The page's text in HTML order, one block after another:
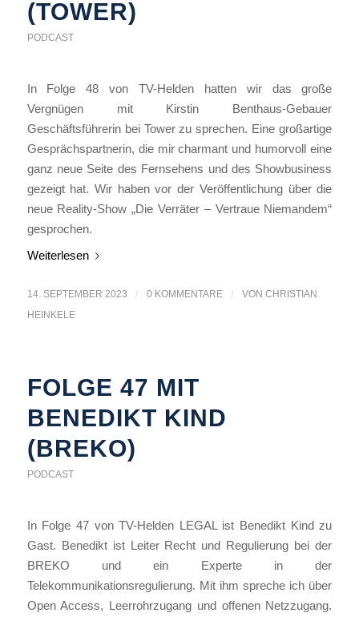
(TOWER)
PODCAST
In Folge 48 von TV-Helden hatten wir das große
Vergnügen mit Kirstin Benthaus-Gebauer
Geschäftsführerin bei Tower zu sprechen. Eine großartige
Gesprächspartnerin, die mir charmant und humorvoll eine
ganz neue Seite des Fernsehens und des Showbusiness
gezeigt hat. Wir haben vor der Veröffentlichung über die
neue Reality-Show „Die Verräter – Vertraue Niemandem“
gesprochen.
Weiterlesen
14. SEPTEMBER 2023 / 0 KOMMENTARE / VON CHRISTIAN
HEINKELE
FOLGE 47 MIT
BENEDIKT KIND
(BREKO)
PODCAST
In Folge 47 von TV-Helden LEGAL ist Benedikt Kind zu
Gast. Benedikt ist Leiter Recht und Regulierung bei der
BREKO und ein Experte in der
Telekommunikationsregulierung. Mit ihm spreche ich über
Open Access, Leerrohrzugang und offenen Netzzugang.